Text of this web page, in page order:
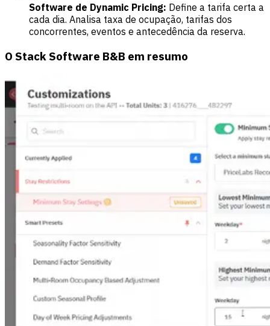
Software de Dynamic Pricing: Define a tarifa certa a
cada dia. Analisa taxa de ocupação, tarifas dos
concorrentes, eventos e antecedência da reserva.
O Stack Software B&B em resumo